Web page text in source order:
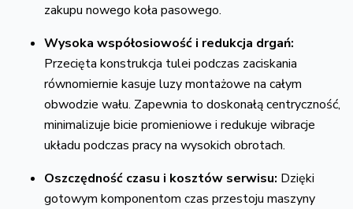
zakupu nowego koła pasowego.
Wysoka współosiowość i redukcja drgań:
Przecięta konstrukcja tulei podczas zaciskania
równomiernie kasuje luzy montażowe na całym
obwodzie wału. Zapewnia to doskonałą centryczność,
minimalizuje bicie promieniowe i redukuje wibracje
układu podczas pracy na wysokich obrotach.
Oszczędność czasu i kosztów serwisu: Dzięki
gotowym komponentom czas przestoju maszyny